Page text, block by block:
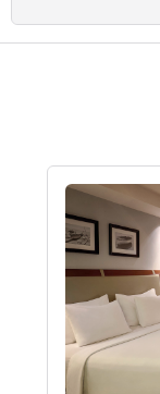
请参阅详情